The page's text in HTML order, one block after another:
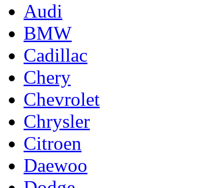
Audi
BMW
Cadillac
Chery
Chevrolet
Chrysler
Citroen
Daewoo